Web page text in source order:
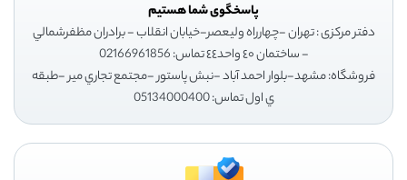
پاسخگوی شما هستیم
دفتر مرکزی : تهران -چهارراه وليعصر-خيابان انقلاب - برادران مظفرشمالي
- ساختمان ٤٠ واحد٤٤ تماس: 02166961856
فروشگاه: مشهد-بلوار احمد آباد -نبش پاستور -مجتمع تجاري مير -طبقه
ي اول تماس: 05134000400